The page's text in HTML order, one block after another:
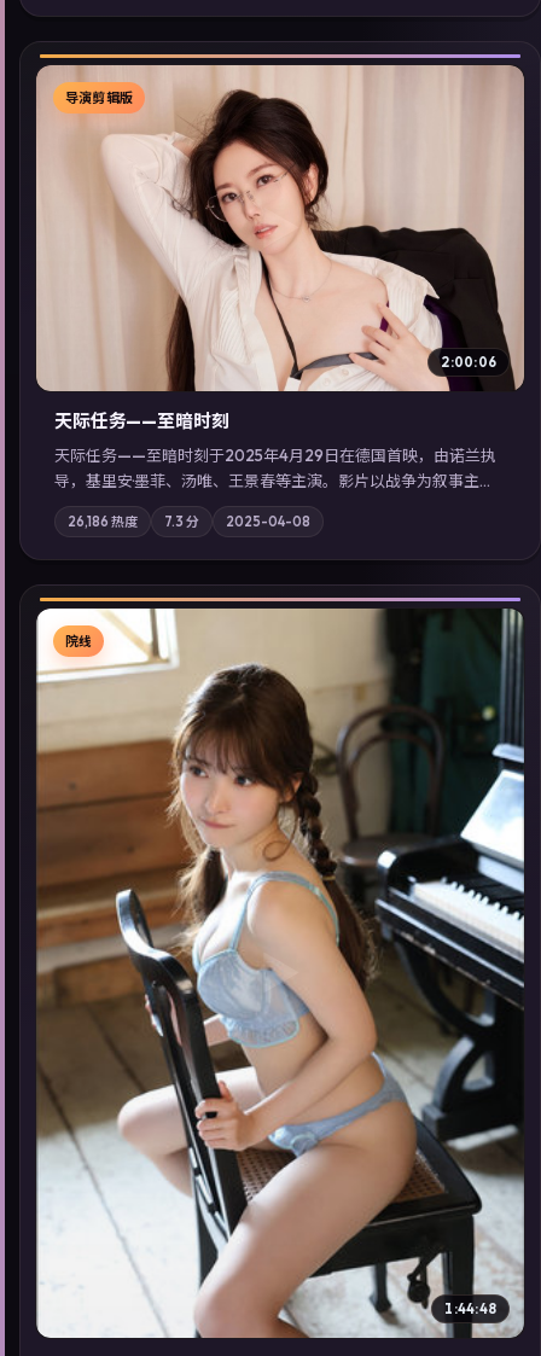
型高分佳作，畅享高清在线追剧体验。
▶
导演剪辑版
2:00:06
天际任务——至暗时刻
天际任务——至暗时刻于2025年4月29日在德国首映，由诺兰执
导，基里安·墨菲、汤唯、王景春等主演。影片以战争为叙事主
轴，城市霓虹背后，有人用规则改写命运；摄影与配乐强化地域
气质；站内亦可通过「国产免费观看高清电视剧在线看」延展检
索同类型高分佳作，畅享高清在线追剧体验。
26,186 热度 7.3 分 2025-04-08
▶
院线
1:44:48